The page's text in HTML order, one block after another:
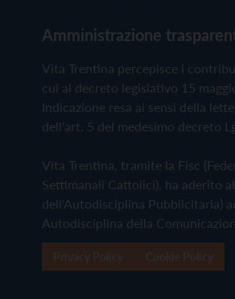
Amministrazione
Vita Trentina percepisce i
cui al decreto legislativo 15
Indicazione resa ai sensi della
dell'art. 5 del medesimo decreto
Vita Trentina, tramite la Fisc
Settimanali Cattolici), ha aderito
dell'Autodisciplina Pubblicitaria)
Autodisciplina della